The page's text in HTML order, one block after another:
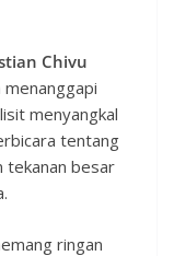
Chivu
menyangkal
tentang
tekanan besar
ringan